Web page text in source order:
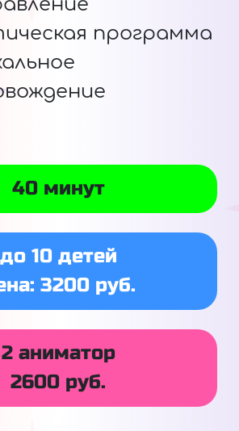
программа
40 минут
до 10 детей
3200 руб.
2 аниматор
2600 руб.